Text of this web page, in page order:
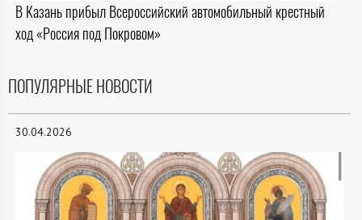
В Казань прибыл Всероссийский автомобильный крестный
ход «Россия под Покровом»
ПОПУЛЯРНЫЕ НОВОСТИ
30.04.2026